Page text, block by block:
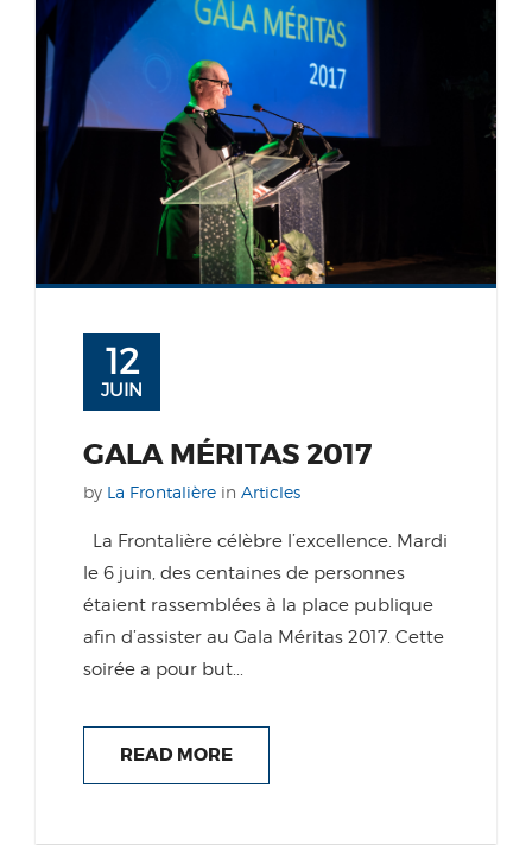
12
JUIN
GALA MÉRITAS 2017
by La Frontalière in Articles
La Frontalière célèbre l’excellence. Mardi
le 6 juin, des centaines de personnes
étaient rassemblées à la place publique
afin d’assister au Gala Méritas 2017. Cette
soirée a pour but...
READ MORE